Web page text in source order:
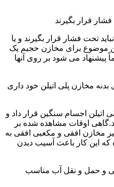
قرار بگیرند
تحت فشار قرار بگیرند و یا
موضوع برای مخازن حجیم یک
می شود بر روی آنها
مخازن پلی اتیلن خود داری
اتیلن اجسام سنگین قرار داد و
اوقات مشاهده شده بر
مخازن افقی و مکعبی افقی به
که این کار باعث آسیب دیدن
و حمل و نقل آب مناسب